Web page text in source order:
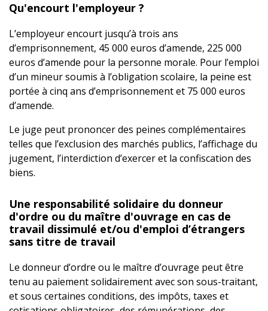
Qu'encourt l'employeur ?
L’employeur encourt jusqu’à trois ans
d’emprisonnement, 45 000 euros d’amende, 225 000
euros d’amende pour la personne morale. Pour l’emploi
d’un mineur soumis à l’obligation scolaire, la peine est
portée à cinq ans d’emprisonnement et 75 000 euros
d’amende.
Le juge peut prononcer des peines complémentaires
telles que l’exclusion des marchés publics, l’affichage du
jugement, l’interdiction d’exercer et la confiscation des
biens.
Une responsabilité solidaire du donneur
d'ordre ou du maître d'ouvrage en cas de
travail dissimulé et/ou d'emploi d’étrangers
sans titre de travail
Le donneur d’ordre ou le maître d’ouvrage peut être
tenu au paiement solidairement avec son sous-traitant,
et sous certaines conditions, des impôts, taxes et